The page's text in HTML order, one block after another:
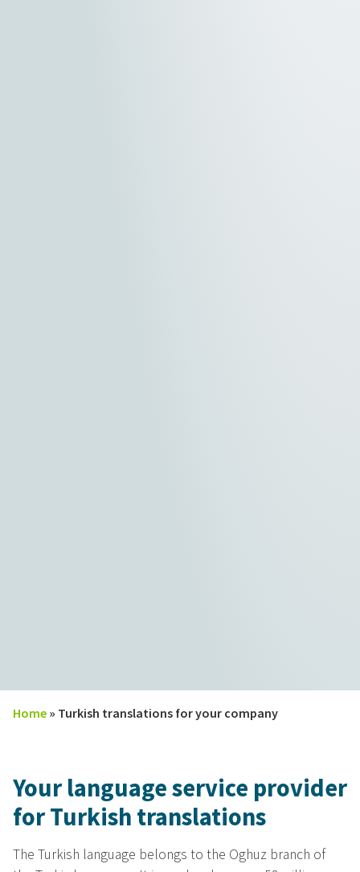
Home » Turkish translations for your company
Your language service provider
for Turkish translations
The Turkish language belongs to the Oghuz branch of